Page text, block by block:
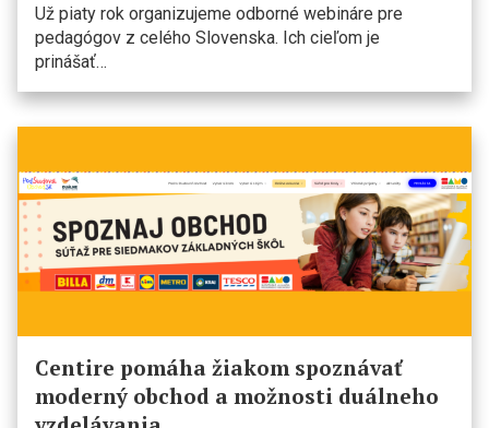
Už piaty rok organizujeme odborné webináre pre
pedagógov z celého Slovenska. Ich cieľom je
prinášať…
Centire pomáha žiakom spoznávať
moderný obchod a možnosti duálneho